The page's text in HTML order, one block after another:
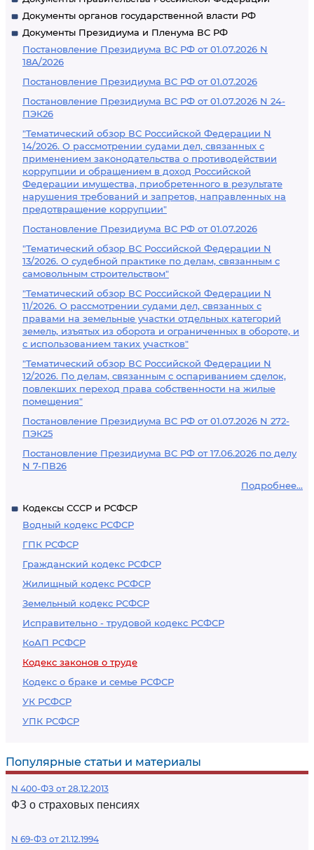
Документы органов государственной власти РФ
Документы Президиума и Пленума ВС РФ
Постановление Президиума ВС РФ от 01.07.2026 N
18А/2026
Постановление Президиума ВС РФ от 01.07.2026
Постановление Президиума ВС РФ от 01.07.2026 N 24-
ПЭК26
"Тематический обзор ВС Российской Федерации N
14/2026. О рассмотрении судами дел, связанных с
применением законодательства о противодействии
коррупции и обращением в доход Российской
Федерации имущества, приобретенного в результате
нарушения требований и запретов, направленных на
предотвращение коррупции"
Постановление Президиума ВС РФ от 01.07.2026
"Тематический обзор ВС Российской Федерации N
13/2026. О судебной практике по делам, связанным с
самовольным строительством"
"Тематический обзор ВС Российской Федерации N
11/2026. О рассмотрении судами дел, связанных с
правами на земельные участки отдельных категорий
земель, изъятых из оборота и ограниченных в обороте, и
с использованием таких участков"
"Тематический обзор ВС Российской Федерации N
12/2026. По делам, связанным с оспариванием сделок,
повлекших переход права собственности на жилые
помещения"
Постановление Президиума ВС РФ от 01.07.2026 N 272-
ПЭК25
Постановление Президиума ВС РФ от 17.06.2026 по делу
N 7-ПВ26
Подробнее...
Кодексы СССР и РСФСР
Водный кодекс РСФСР
ГПК РСФСР
Гражданский кодекс РСФСР
Жилищный кодекс РСФСР
Земельный кодекс РСФСР
Исправительно - трудовой кодекс РСФСР
КоАП РСФСР
Кодекс законов о труде
Кодекс о браке и семье РСФСР
УК РСФСР
УПК РСФСР
Популярные статьи и материалы
N 400-ФЗ от 28.12.2013
ФЗ о страховых пенсиях
N 69-ФЗ от 21.12.1994